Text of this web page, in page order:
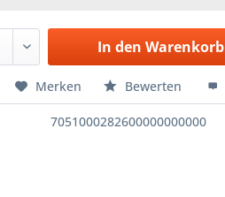
In den Warenkorb
Merken Bewerten
7051000282600000000000